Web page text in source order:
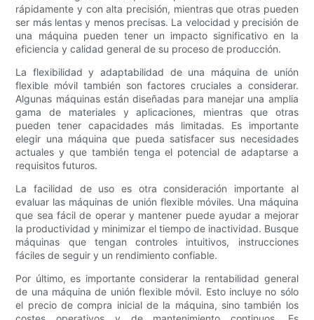
rápidamente y con alta precisión, mientras que otras pueden
ser más lentas y menos precisas. La velocidad y precisión de
una máquina pueden tener un impacto significativo en la
eficiencia y calidad general de su proceso de producción.
La flexibilidad y adaptabilidad de una máquina de unión
flexible móvil también son factores cruciales a considerar.
Algunas máquinas están diseñadas para manejar una amplia
gama de materiales y aplicaciones, mientras que otras
pueden tener capacidades más limitadas. Es importante
elegir una máquina que pueda satisfacer sus necesidades
actuales y que también tenga el potencial de adaptarse a
requisitos futuros.
La facilidad de uso es otra consideración importante al
evaluar las máquinas de unión flexible móviles. Una máquina
que sea fácil de operar y mantener puede ayudar a mejorar
la productividad y minimizar el tiempo de inactividad. Busque
máquinas que tengan controles intuitivos, instrucciones
fáciles de seguir y un rendimiento confiable.
Por último, es importante considerar la rentabilidad general
de una máquina de unión flexible móvil. Esto incluye no sólo
el precio de compra inicial de la máquina, sino también los